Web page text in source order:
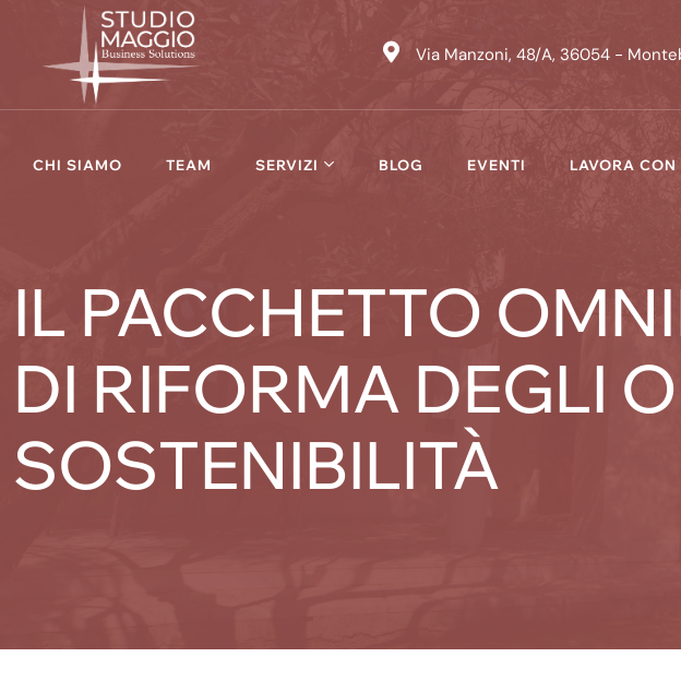
content
Via Manzoni, 48/A, 36054 -
CHI SIAMO TEAM SERVIZI BLOG EVENTI LAVORA CON
IL PACCHETTO
DI RIFORMA DEGLI
SOSTENIBILITÀ